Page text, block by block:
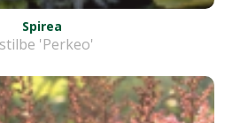
Spirea
'Perkeo'